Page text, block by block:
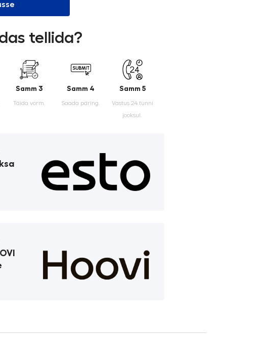
tellida?
Samm 3
Täida vorm.
Samm 4
Saada päring.
Samm 5
Vastus 24 tunni
jooksul.